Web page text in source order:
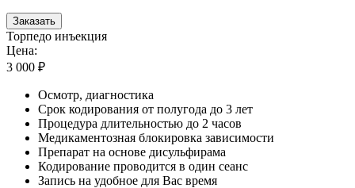
Заказать
Торпедо инъекция
Цена:
3 000 ₽
Осмотр, диагностика
Срок кодирования от полугода до 3 лет
Процедура длительностью до 2 часов
Медикаментозная блокировка зависимости
Препарат на основе дисульфирама
Кодирование проводится в один сеанс
Запись на удобное для Вас время